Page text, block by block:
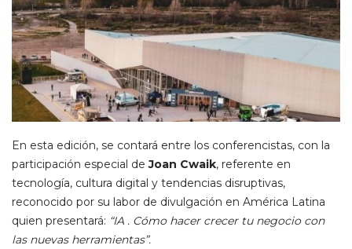
En esta edición, se contará entre los conferencistas, con la
participación especial deJoan Cwaik, referente en
tecnología, cultura digital y tendencias disruptivas,
reconocido por su labor de divulgación en América Latina
quien presentará: “IA . Cómo hacer crecer tu negocio con
las nuevas herramientas”.